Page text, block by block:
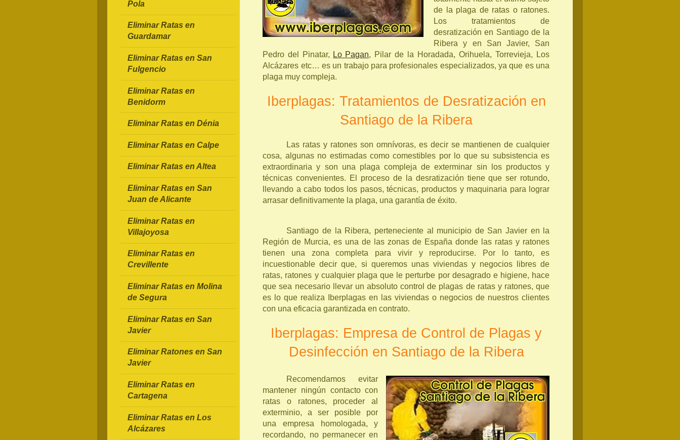
de la plaga de ratas o ratones.
Los tratamientos de
desratización en Santiago de la
Ribera y en San Javier, San
Pedro del Pinatar, Lo Pagan, Pilar de la Horadada, Orihuela, Torrevieja, Los
Alcázares etc… es un trabajo para profesionales especializados, ya que es una
plaga muy compleja.
Iberplagas: Tratamientos de Desratización en
Santiago de la Ribera
Las ratas y ratones son omnívoras, es decir se mantienen de cualquier
cosa, algunas no estimadas como comestibles por lo que su subsistencia es
extraordinaria y son una plaga compleja de exterminar sin los productos y
técnicas convenientes. El proceso de la desratización tiene que ser rotundo,
llevando a cabo todos los pasos, técnicas, productos y maquinaria para lograr
arrasar definitivamente la plaga, una garantía de éxito.
Santiago de la Ribera, perteneciente al municipio de San Javier en la
Región de Murcia, es una de las zonas de España donde las ratas y ratones
tienen una zona completa para vivir y reproducirse. Por lo tanto, es
incuestionable decir que, si queremos unas viviendas y negocios libres de
ratas, ratones y cualquier plaga que le perturbe por desagrado e higiene, hace
que sea necesario llevar un absoluto control de plagas de ratas y ratones, que
es lo que realiza Iberplagas en las viviendas o negocios de nuestros clientes
con una eficacia garantizada en contrato.
Iberplagas: Empresa de Control de Plagas y
Desinfección en Santiago de la Ribera
Recomendamos evitar
mantener ningún contacto con
ratas o ratones, proceder al
exterminio, a ser posible por
una empresa homologada, y
recordando, no permanecer en
Pola
Eliminar Ratas en
Guardamar
Eliminar Ratas en San
Fulgencio
Eliminar Ratas en
Benidorm
Eliminar Ratas en Dénia
Eliminar Ratas en Calpe
Eliminar Ratas en Altea
Eliminar Ratas en San
Juan de Alicante
Eliminar Ratas en
Villajoyosa
Eliminar Ratas en
Crevillente
Eliminar Ratas en Molina
de Segura
Eliminar Ratas en San
Javier
Eliminar Ratones en San
Javier
Eliminar Ratas en
Cartagena
Eliminar Ratas en Los
Alcázares